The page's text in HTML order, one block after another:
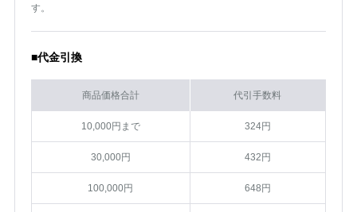
す。
■代金引換
商品価格合計 代引手数料
10,000円まで 324円
30,000円 432円
100,000円 648円